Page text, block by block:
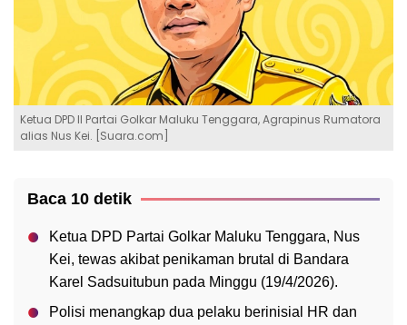
Ketua DPD II Partai Golkar Maluku Tenggara, Agrapinus Rumatora
alias Nus Kei. [Suara.com]
Baca 10 detik
Ketua DPD Partai Golkar Maluku Tenggara, Nus
Kei, tewas akibat penikaman brutal di Bandara
Karel Sadsuitubun pada Minggu (19/4/2026).
Polisi menangkap dua pelaku berinisial HR dan